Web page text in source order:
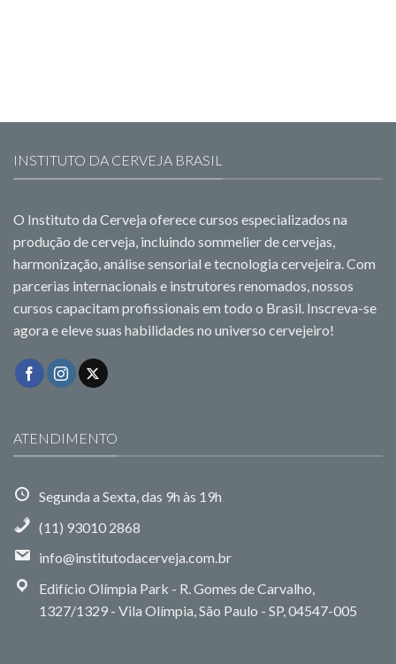
INSTITUTO DA CERVEJA BRASIL
O Instituto da Cerveja oferece cursos especializados na
produção de cerveja, incluindo sommelier de cervejas,
harmonização, análise sensorial e tecnologia cervejeira. Com
parcerias internacionais e instrutores renomados, nossos
cursos capacitam profissionais em todo o Brasil. Inscreva-se
agora e eleve suas habilidades no universo cervejeiro!
ATENDIMENTO
Segunda a Sexta, das 9h às 19h
(11) 93010 2868
info@institutodacerveja.com.br
Edifício Olímpia Park - R. Gomes de Carvalho,
1327/1329 - Vila Olímpia, São Paulo - SP, 04547-005